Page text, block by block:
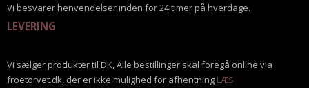
Vi besvarer henvendelser inden for 24 timer på hverdage.
LEVERING
Vi sælger produkter til DK, Alle bestillinger skal foregå online via
froetorvet.dk, der er ikke mulighed for afhentning LÆS